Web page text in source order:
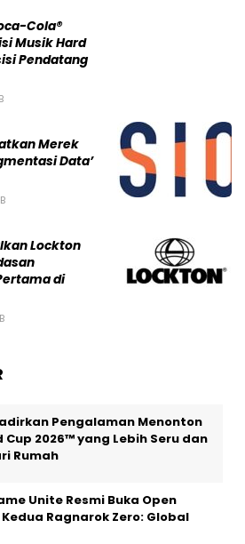
Cola®
Musik Hard
Pendatang
Merek
Data’
Lockton
di
Pengalaman Menonton
Cup 2026™ yang Lebih Seru dan
Rumah
Unite Resmi Buka Open
Ragnarok Zero: Global